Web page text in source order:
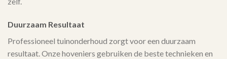
Duurzaam Resultaat
Professioneel tuinonderhoud zorgt voor een duurzaam
resultaat. Onze hoveniers gebruiken de beste technieken en